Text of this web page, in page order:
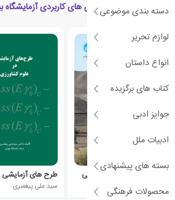
دسته بندی موضوعی
لوازم تحریر
انواع داستان
کتاب های برگزیده
جوایز ادبی
ادبیات ملل
بسته های پیشنهادی
محصولات فرهنگی
کتاب های مرتبط با روش های کاربردی آزمایشگاه
مدل های ارزیابی بیابان زایی
مجموعه ی نویسندگان سید علی پیغمبری